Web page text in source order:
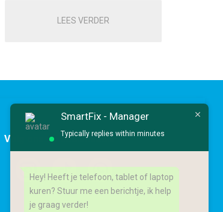
LEES VERDER
Volg ons op socialmedia
SmartFix - Manager
Typically replies within minutes
Hey! Heeft je telefoon, tablet of laptop
kuren? Stuur me een berichtje, ik help
je graag verder!